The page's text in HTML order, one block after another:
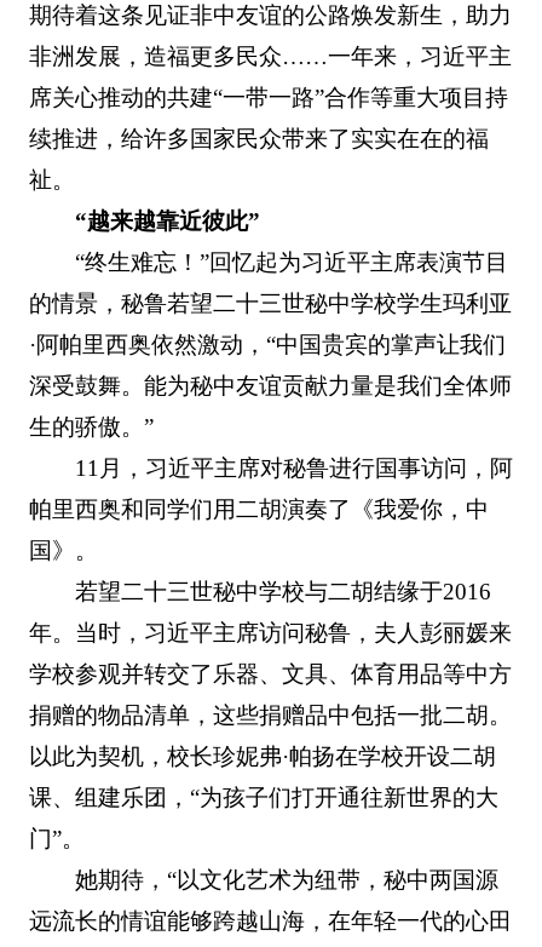
期待着这条见证非中友谊的公路焕发新生，助力
非洲发展，造福更多民众……一年来，习近平主
席关心推动的共建“一带一路”合作等重大项目持
续推进，给许多国家民众带来了实实在在的福
祉。
“越来越靠近彼此”
“终生难忘！”回忆起为习近平主席表演节目
的情景，秘鲁若望二十三世秘中学校学生玛利亚
·阿帕里西奥依然激动，“中国贵宾的掌声让我们
深受鼓舞。能为秘中友谊贡献力量是我们全体师
生的骄傲。”
11月，习近平主席对秘鲁进行国事访问，阿
帕里西奥和同学们用二胡演奏了《我爱你，中
国》。
若望二十三世秘中学校与二胡结缘于2016
年。当时，习近平主席访问秘鲁，夫人彭丽媛来
学校参观并转交了乐器、文具、体育用品等中方
捐赠的物品清单，这些捐赠品中包括一批二胡。
以此为契机，校长珍妮弗·帕扬在学校开设二胡
课、组建乐团，“为孩子们打开通往新世界的大
门”。
她期待，“以文化艺术为纽带，秘中两国源
远流长的情谊能够跨越山海，在年轻一代的心田